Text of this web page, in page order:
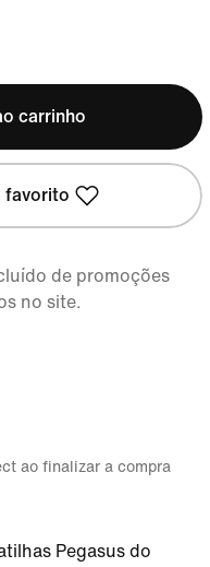
carrinho
favorito
de promoções
no site.
ao finalizar a compra
Pegasus do